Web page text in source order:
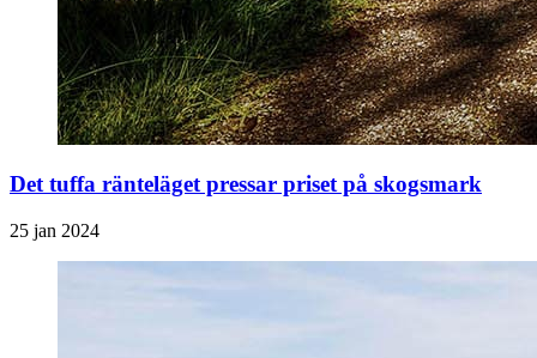
Det tuffa ränteläget pressar priset på skogsmark
25 jan 2024